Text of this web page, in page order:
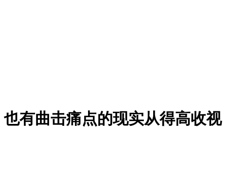
也有曲击痛点的现实从得高收视